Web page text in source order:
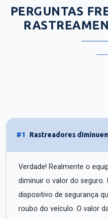
PERGUNTAS
#1 Rastreadores
Verdade! Realmente o
diminuir o valor do seguro.
dispositivo de segurança
roubo do veículo. O valor